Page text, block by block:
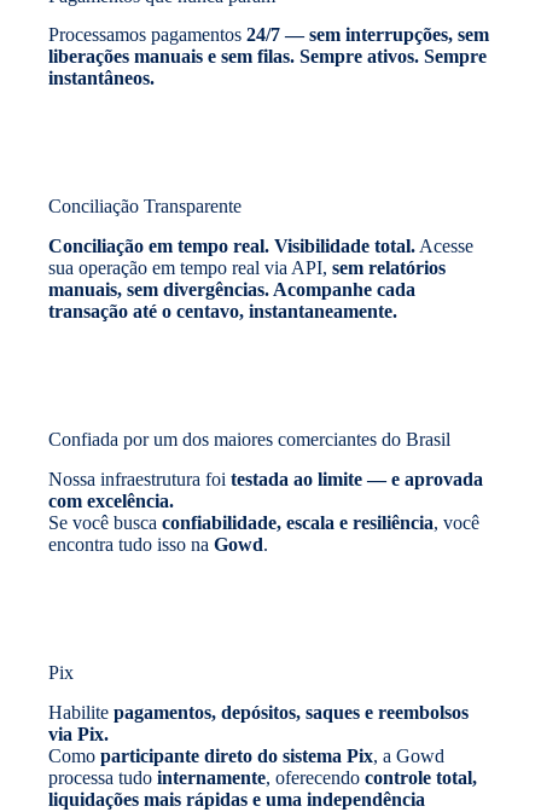
Processamos pagamentos 24/7 — sem interrupções, sem
liberações manuais e sem filas. Sempre ativos. Sempre
instantâneos.
Conciliação Transparente
Conciliação em tempo real. Visibilidade total. Acesse
sua operação em tempo real via API, sem relatórios
manuais, sem divergências. Acompanhe cada
transação até o centavo, instantaneamente.
Confiada por um dos maiores comerciantes do Brasil
Nossa infraestrutura foi testada ao limite — e aprovada
com excelência.
Se você busca confiabilidade, escala e resiliência, você
encontra tudo isso na Gowd.
Pix
Habilite pagamentos, depósitos, saques e reembolsos
via Pix.
Como participante direto do sistema Pix, a Gowd
processa tudo internamente, oferecendo controle total,
liquidações mais rápidas e uma independência